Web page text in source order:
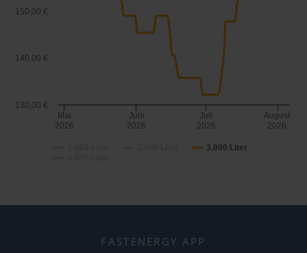
3.000 Liter
Mai
2026
Juni
2026
Juli
2026
August
2026
130,00 €
140,00 €
150,00 €
FASTENERGY APP